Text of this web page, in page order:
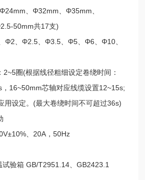
、Φ32mm、Φ35mm、
50mm共17支)
、Φ2.5、Φ3.5、Φ5、Φ6、Φ10、
圈(根据线径粗细设定卷绕时间：
16~50mm芯轴对应线缆设置12~15s;
用设定。(最大卷绕时间不可超过36s)
、20A，50Hz